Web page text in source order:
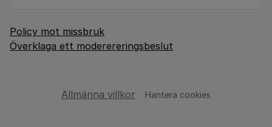
Policy mot missbruk
Överklaga ett moderereringsbeslut
Allmänna villkor Hantera cookies